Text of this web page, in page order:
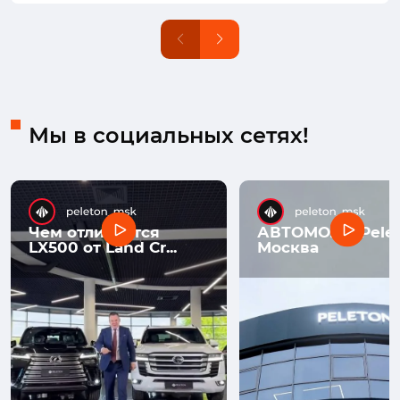
Мы в социальных сетях!
Чем отличается
LX500 от Land Cr...
АВТОМОЛЛ
Москва